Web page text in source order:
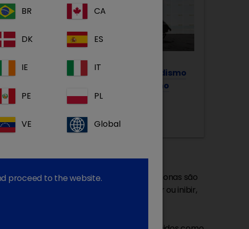
Doença de
Hipoadrenocorti
cismo canino
Hipotiroidismo
canino
que produzem hormonas. As hormonas são
específicos dele. Eles podem estimular ou inibir,
do metabolismo do corpo.
BR CA
DK ES
IE IT
PE PL
VE Global
proceed to the website.